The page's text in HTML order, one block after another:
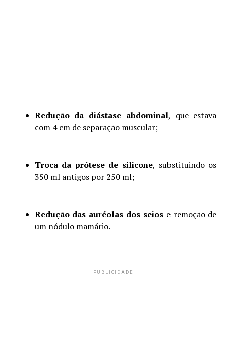
Redução da diástase abdominal, que estava
com 4 cm de separação muscular;
Troca da prótese de silicone, substituindo os
350 ml antigos por 250 ml;
Redução das auréolas dos seiose remoção de
um nódulo mamário.
PUBLICIDADE